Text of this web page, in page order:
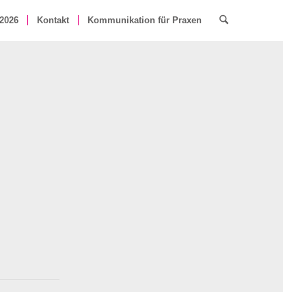
Kontakt Kommunikation für Praxen